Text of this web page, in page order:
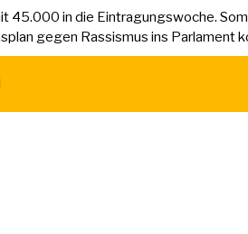
45.000 in die Eintragungswoche.
gegen Rassismus ins Parlament